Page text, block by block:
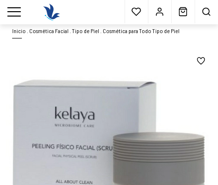
Envío gratisa partir 40€* Muestras gratis Blog
menu
Inicio Cosmética Facial .Tipo de Piel Cosmética para Todo Tipo de Piel